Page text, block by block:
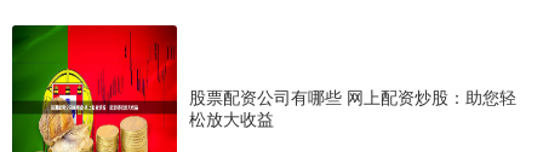
股票配资公司有哪些 网上配资炒股：助您轻
松放大收益